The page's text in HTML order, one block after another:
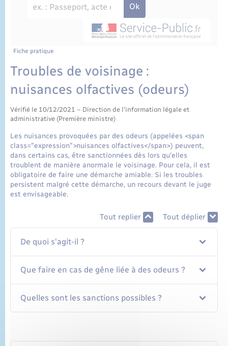
État civil
Cimetière communal
Fiche pratique
Troubles de voisinage :
nuisances olfactives (odeurs)
Vérifié le 10/12/2021 – Direction de l'information légale et
administrative (Première ministre)
Les nuisances provoquées par des odeurs (appelées <span
class="expression">nuisances olfactives</span>) peuvent,
dans certains cas, être sanctionnées dès lors qu'elles
troublent de manière anormale le voisinage. Pour cela, il est
obligatoire de faire une démarche amiable. Si les troubles
persistent malgré cette démarche, un recours devant le juge
est envisageable.
Tout replier Tout déplier
De quoi s'agit-il ?
Que faire en cas de gêne liée à des odeurs ?
Quelles sont les sanctions possibles ?